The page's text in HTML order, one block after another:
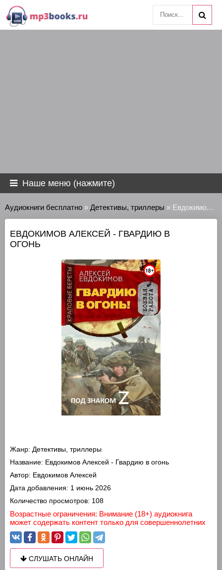
Наше меню (нажмите)
Аудиокниги бесплатно » Детективы, триллеры » Евдокимов Алексей - Гвардию в огонь
ЕВДОКИМОВ АЛЕКСЕЙ - ГВАРДИЮ В
ОГОНЬ
Жанр: Детективы, триллеры
Название: Евдокимов Алексей - Гвардию в огонь
Автор: Евдокимов Алексей
Дата добавления: 1 июнь 2026
Количество просмотров: 108
Возрастные ограничения: Внимание (18+) аудиокнига
может содержать контент только для совершеннолетних
СЛУШАТЬ ОНЛАЙН